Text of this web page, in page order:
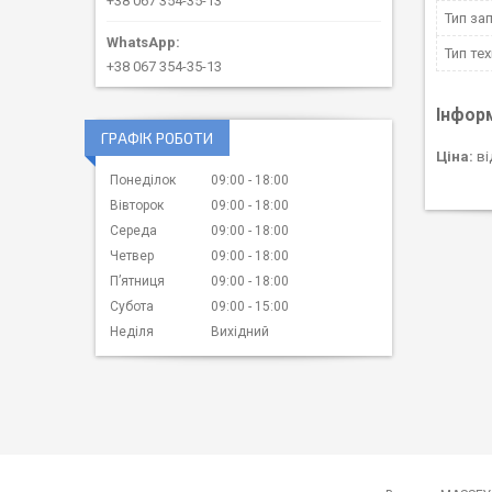
Тип
Тип
Ціна:
+38 067 354-35-13
ГРАФІК РОБОТИ
Понеділок 09:00
18:00
Вівторок
09:00
18:00
Середа
09:00
18:00
Четвер
09:00
18:00
Пʼятниця
09:00
18:00
Субота
09:00
15:00
Неділя
Вихідний